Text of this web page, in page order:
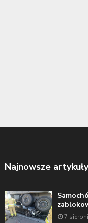
Najnowsze artykuły
7